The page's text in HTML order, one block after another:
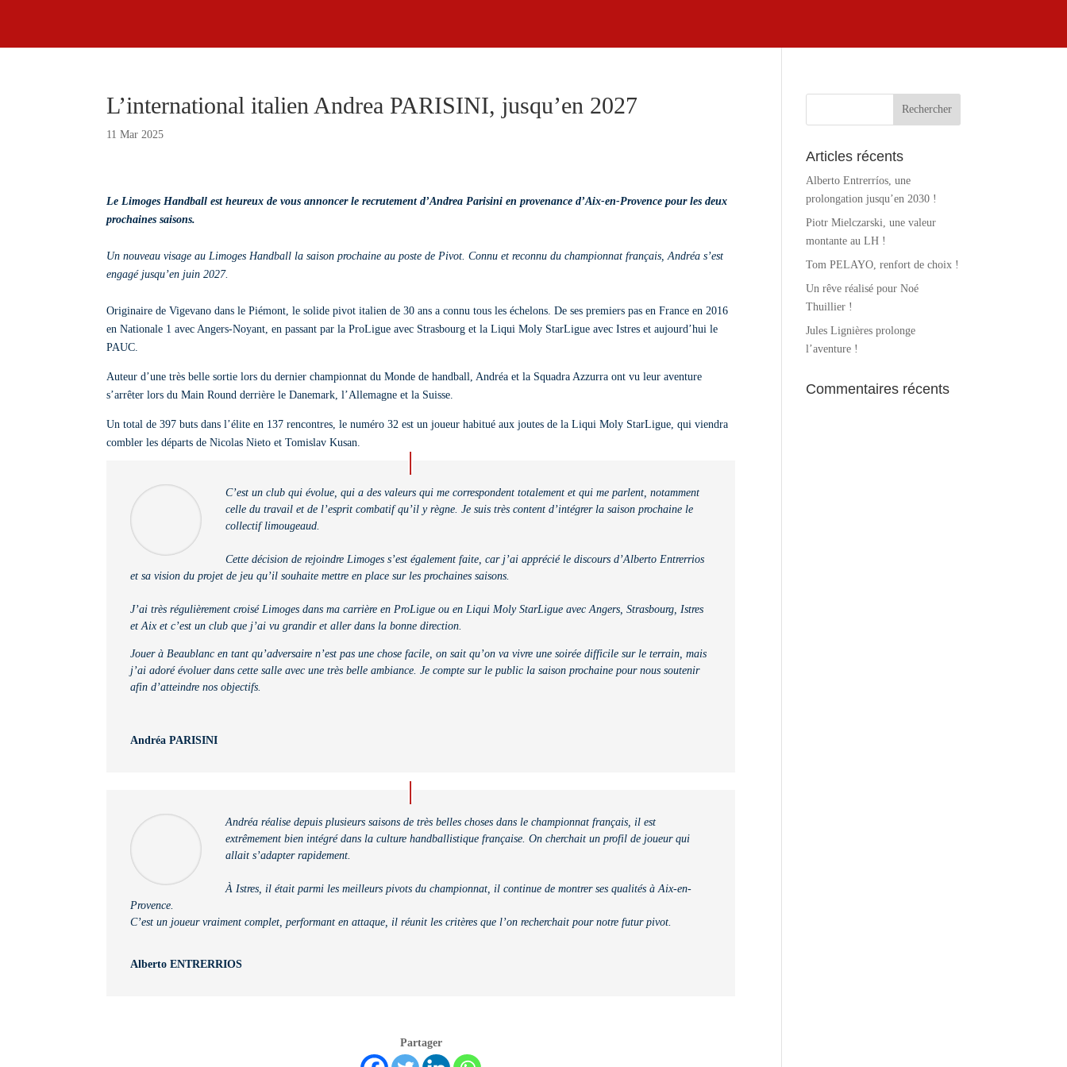
L’international italien Andrea PARISINI, jusqu’en 2027
11 Mar 2025
Le Limoges Handball est heureux de vous annoncer le recrutement d’Andrea Parisini en provenance d’Aix-en-Provence pour les deux
prochaines saisons.
Un nouveau visage au Limoges Handball la saison prochaine au poste de Pivot. Connu et reconnu du championnat français, Andréa s’est
engagé jusqu’en juin 2027.
Originaire de Vigevano dans le Piémont, le solide pivot italien de 30 ans a connu tous les échelons. De ses premiers pas en France en 2016
en Nationale 1 avec Angers-Noyant, en passant par la ProLigue avec Strasbourg et la Liqui Moly StarLigue avec Istres et aujourd’hui le
PAUC.
Auteur d’une très belle sortie lors du dernier championnat du Monde de handball, Andréa et la Squadra Azzurra ont vu leur aventure
s’arrêter lors du Main Round derrière le Danemark, l’Allemagne et la Suisse.
Un total de 397 buts dans l’élite en 137 rencontres, le numéro 32 est un joueur habitué aux joutes de la Liqui Moly StarLigue, qui viendra
combler les départs de Nicolas Nieto et Tomislav Kusan.
C’est un club qui évolue, qui a des valeurs qui me correspondent totalement et qui me parlent, notamment
celle du travail et de l’esprit combatif qu’il y règne. Je suis très content d’intégrer la saison prochaine le
collectif limougeaud.
Cette décision de rejoindre Limoges s’est également faite, car j’ai apprécié le discours d’Alberto Entrerrios
et sa vision du projet de jeu qu’il souhaite mettre en place sur les prochaines saisons.
J’ai très régulièrement croisé Limoges dans ma carrière en ProLigue ou en Liqui Moly StarLigue avec Angers, Strasbourg, Istres
et Aix et c’est un club que j’ai vu grandir et aller dans la bonne direction.
Jouer à Beaublanc en tant qu’adversaire n’est pas une chose facile, on sait qu’on va vivre une soirée difficile sur le terrain, mais
j’ai adoré évoluer dans cette salle avec une très belle ambiance. Je compte sur le public la saison prochaine pour nous soutenir
afin d’atteindre nos objectifs.
Andréa PARISINI
Andréa réalise depuis plusieurs saisons de très belles choses dans le championnat français, il est
extrêmement bien intégré dans la culture handballistique française. On cherchait un profil de joueur qui
allait s’adapter rapidement.
À Istres, il était parmi les meilleurs pivots du championnat, il continue de montrer ses qualités à Aix-en-
Provence.
C’est un joueur vraiment complet, performant en attaque, il réunit les critères que l’on recherchait pour notre futur pivot.
Alberto ENTRERRIOS
Partager
Articles récents
Alberto Entrerríos, une
prolongation jusqu’en 2030 !
Piotr Mielczarski, une valeur
montante au LH !
Tom PELAYO, renfort de choix !
Un rêve réalisé pour Noé
Thuillier !
Jules Lignières prolonge
l’aventure !
Commentaires récents